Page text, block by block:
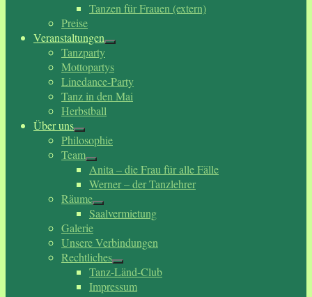
Tanzen für Frauen (extern)
Preise
Veranstaltungen
Tanzparty
Mottopartys
Linedance-Party
Tanz in den Mai
Herbstball
Über uns
Philosophie
Team
Anita – die Frau für alle Fälle
Werner – der Tanzlehrer
Räume
Saalvermietung
Galerie
Unsere Verbindungen
Rechtliches
Tanz-Länd-Club
Impressum